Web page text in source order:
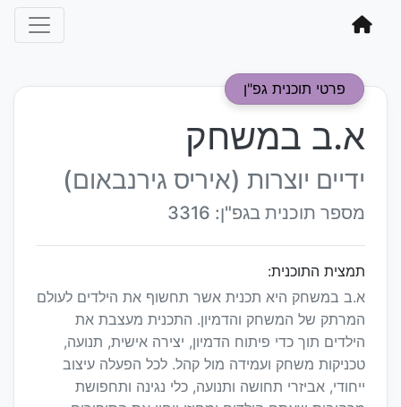
פרטי תוכנית גפ"ן
א.ב במשחק
ידיים יוצרות (איריס גירנבאום)
מספר תוכנית בגפ"ן: 3316
תמצית התוכנית:
א.ב במשחק היא תכנית אשר תחשוף את הילדים לעולם
המרתק של המשחק והדמיון. התכנית מעצבת את
הילדים תוך כדי פיתוח הדמיון, יצירה אישית, תנועה,
טכניקות משחק ועמידה מול קהל. לכל הפעלה עיצוב
ייחודי, אביזרי תחושה ותנועה, כלי נגינה ותחפושת